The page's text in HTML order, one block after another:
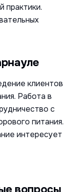
практики.
клиентов
Работа в
с
питания.
интересует